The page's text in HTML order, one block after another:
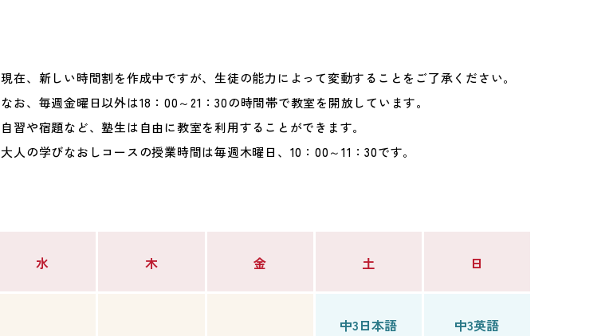
現在、新しい時間割を作成中ですが、生徒の能力によって変動することをご了承ください。
なお、毎週金曜日以外は18：00～21：30の時間帯で教室を開放しています。
自習や宿題など、塾生は自由に教室を利用することができます。
大人の学びなおしコースの授業時間は毎週木曜日、10：00～11：30です。
水 木 金 土 日
中3日本語 中3英語